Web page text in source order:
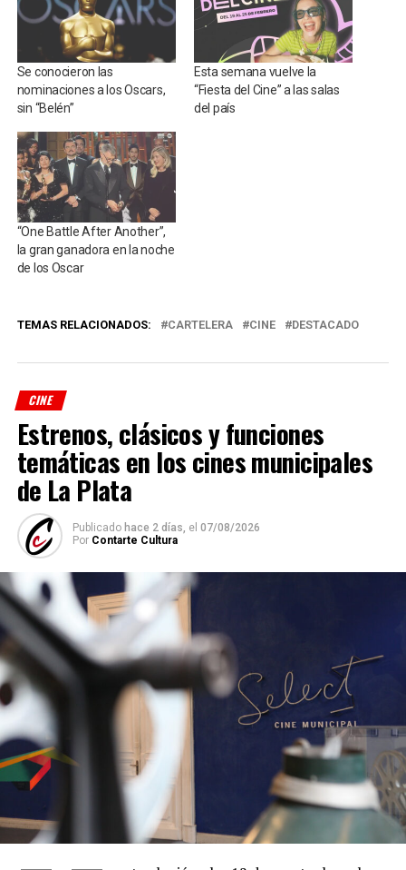
Se conocieron las
nominaciones a los Oscars,
sin “Belén”
Esta semana vuelve la
“Fiesta del Cine” a las salas
del país
“One Battle After Another”,
la gran ganadora en la noche
de los Oscar
TEMAS RELACIONADOS: CARTELERA CINE DESTACADO
CINE
Estrenos, clásicos y funciones
temáticas en los cines municipales
de La Plata
Publicado hace 2 días, el 07/08/2026
Por Contarte Cultura